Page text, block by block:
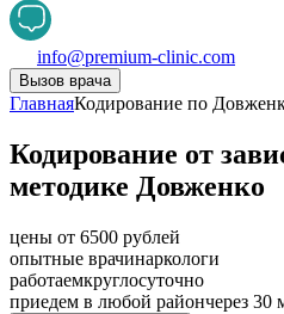
info@premium-clinic.com
Вызов врача
ГлавнаяКодирование по
Кодирование от
методике Довженко
цены от 6500 рублей
опытные врачинаркологи
работаемкруглосуточно
приедем в любой райончерез 30